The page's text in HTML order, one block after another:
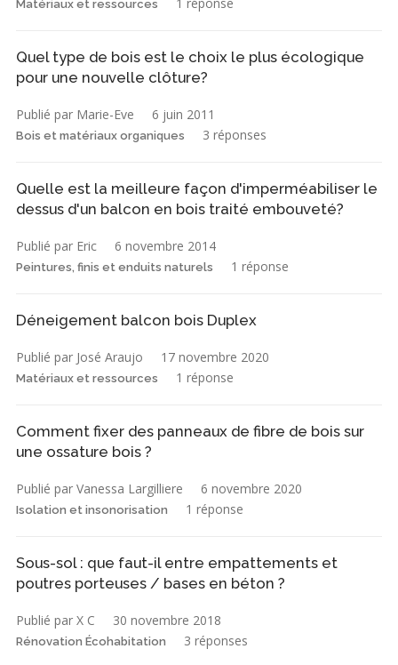
Matériaux et ressources
Quel type de bois est le choix le plus écologique
pour une nouvelle clôture?
Publié par Marie-Eve 6 juin 2011
Bois et matériaux organiques 3 réponses
Quelle est la meilleure façon d'imperméabiliser le
dessus d'un balcon en bois traité embouveté?
Publié par Eric 6 novembre 2014
Peintures, finis et enduits naturels 1 réponse
Déneigement balcon bois Duplex
Publié par José Araujo 17 novembre 2020
Matériaux et ressources 1 réponse
Comment fixer des panneaux de fibre de bois sur
une ossature bois ?
Publié par Vanessa Largilliere 6 novembre 2020
Isolation et insonorisation 1 réponse
Sous-sol : que faut-il entre empattements et
poutres porteuses / bases en béton ?
Publié par X C 30 novembre 2018
Rénovation Écohabitation 3 réponses